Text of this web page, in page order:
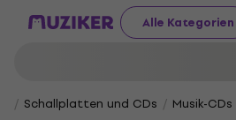
Alle Kategorien
Schallplatten und CDs Musik-CDs